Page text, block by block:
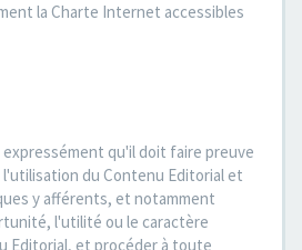
la Charte Internet accessibles
qu'il doit faire preuve
du Contenu Editorial et
y afférents, et notamment
l'utilité ou le caractère
Editorial, et procéder à toute